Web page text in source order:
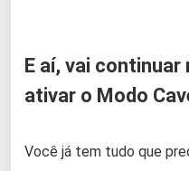
E aí, vai continuar
ativar o Modo
Você já tem tudo que